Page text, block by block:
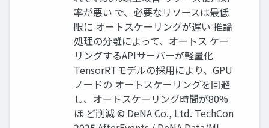
率が悪い で、必要なリソースは最低
限に オートスケーリングが遅い 推論
処理の分離によって、オートス ケー
リングするAPIサーバーが軽量化
TensorRTモデルの採用により、GPU
ノードの オートスケーリングを回避
し、オートスケーリング時間が80%
ほ ど削減 © DeNA Co., Ltd. TechCon